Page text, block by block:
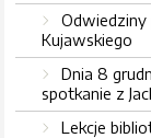
Kujawskiego
Dnia 8
spotkanie z
Lekcje